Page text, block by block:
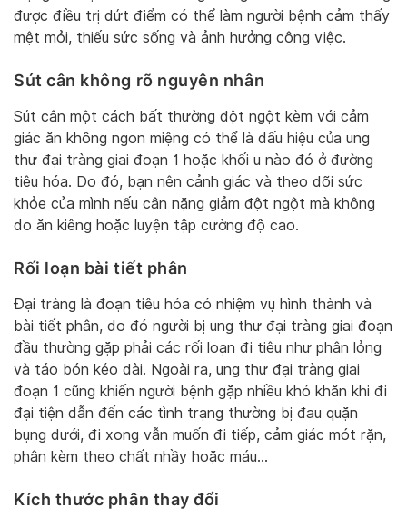
được điều trị dứt điểm có thể làm người bệnh cảm thấy
mệt mỏi, thiếu sức sống và ảnh hưởng công việc.
Sút cân không rõ nguyên nhân
Sút cân một cách bất thường đột ngột kèm với cảm
giác ăn không ngon miệng có thể là dấu hiệu của ung
thư đại tràng giai đoạn 1 hoặc khối u nào đó ở đường
tiêu hóa. Do đó, bạn nên cảnh giác và theo dõi sức
khỏe của mình nếu cân nặng giảm đột ngột mà không
do ăn kiêng hoặc luyện tập cường độ cao.
Rối loạn bài tiết phân
Đại tràng là đoạn tiêu hóa có nhiệm vụ hình thành và
bài tiết phân, do đó người bị ung thư đại tràng giai đoạn
đầu thường gặp phải các rối loạn đi tiêu như phân lỏng
và táo bón kéo dài. Ngoài ra, ung thư đại tràng giai
đoạn 1 cũng khiến người bệnh gặp nhiều khó khăn khi đi
đại tiện dẫn đến các tình trạng thường bị đau quặn
bụng dưới, đi xong vẫn muốn đi tiếp, cảm giác mót rặn,
phân kèm theo chất nhầy hoặc máu…
Kích thước phân thay đổi